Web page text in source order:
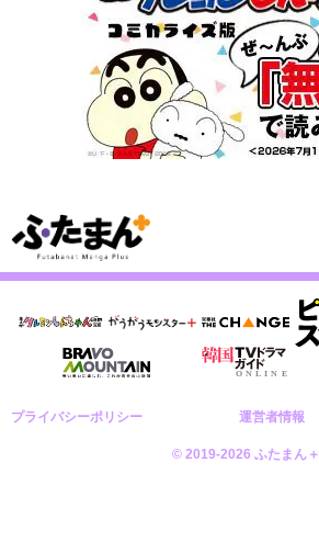
プライバシーポリシー 運営者情報
© 2019-2026 ふたまん＋